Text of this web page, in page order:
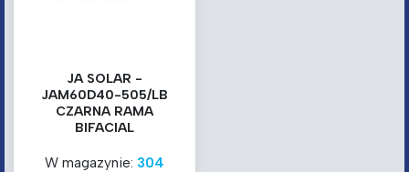
JA SOLAR -
JAM60D40-505/LB
CZARNA RAMA
BIFACIAL
W magazynie: 304